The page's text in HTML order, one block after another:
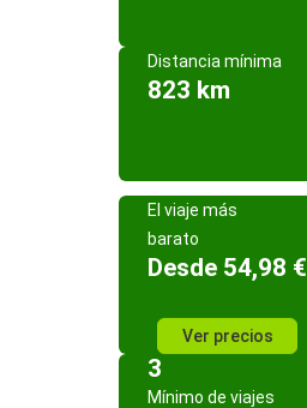
Distancia mínima
823 km
El viaje más
barato
Desde 54,98 €
Ver precios
3
Mínimo de viajes